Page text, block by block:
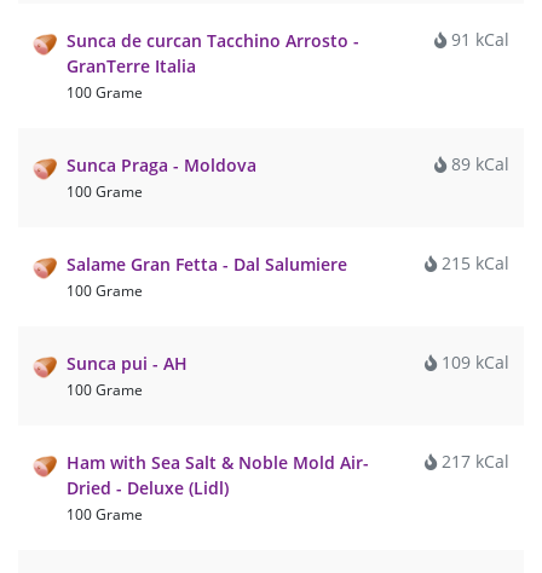
Sunca de curcan Tacchino Arrosto -
GranTerre Italia
100 Grame
91 kCal
Sunca Praga - Moldova
100 Grame
89 kCal
Salame Gran Fetta - Dal Salumiere
100 Grame
215 kCal
Sunca pui - AH
100 Grame
109 kCal
Ham with Sea Salt & Noble Mold Air-
Dried - Deluxe (Lidl)
100 Grame
217 kCal